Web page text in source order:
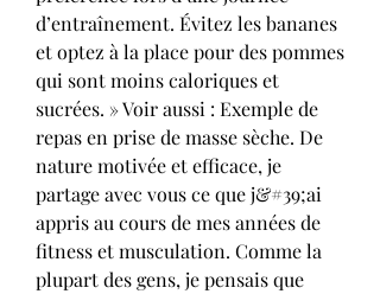
d’entraînement. Évitez les bananes
et optez à la place pour des pommes
qui sont moins caloriques et
sucrées. » Voir aussi : Exemple de
repas en prise de masse sèche. De
nature motivée et efficace, je
partage avec vous ce que j&#39;ai
appris au cours de mes années de
fitness et musculation. Comme la
plupart des gens, je pensais que